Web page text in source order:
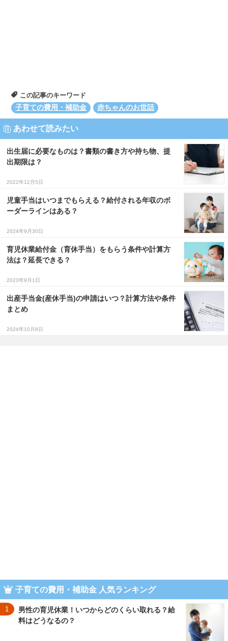
この記事のキーワード
子育ての費用・補助金
赤ちゃんのお世話
あわせて読みたい
出生届に必要なものは？書類の書き方や持ち物、提
出期限は？
2022年12月5日
児童手当はいつまでもらえる？給付される年収のボ
ーダーラインはある？
2024年9月30日
育児休業給付金（育休手当）をもらう条件や計算方
法は？延長できる？
2023年9月1日
出産手当金(産休手当)の申請はいつ？計算方法や条件
まとめ
2024年10月8日
子育ての費用・補助金 人気ランキング
1
男性の育児休業！いつからどのくらい取れる？給
料はどうなるの？